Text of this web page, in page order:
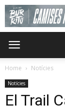
Home Notícies
Notícies
El Trail